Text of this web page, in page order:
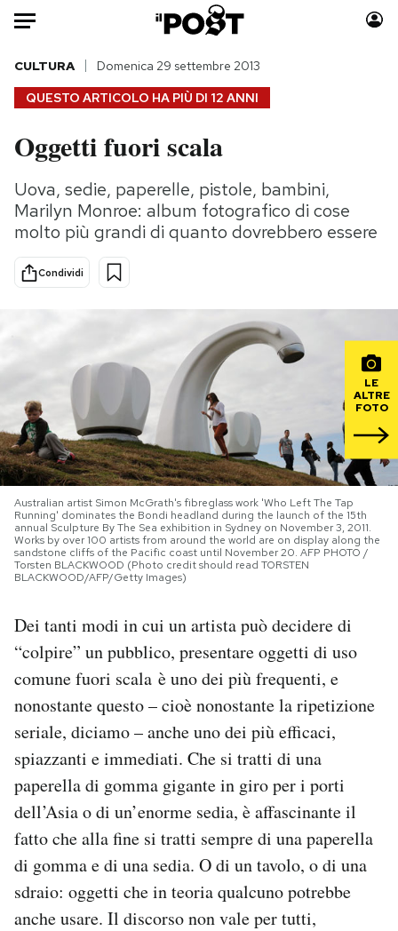
Auto
HOME
Italia
Politica
Tecnologia
Scienza
Consumismi
Storie/Idee
Altrecose
Mondiali calcio 2026
PODCAST
I MIEI PREFERITI
CALENDARIO
AREA PERSONALE
Area Personale
Newsletter
Notifiche mobile
Regala il Post
QUESTO ARTICOLO HA PIÙ DI 12 ANNI
CULTURA Domenica 29 settembre 2013
Oggetti fuori scala
Uova, sedie, paperelle, pistole, bambini,
Marilyn Monroe: album fotografico di cose
molto più grandi di quanto dovrebbero essere
Condividi
LE
ALTRE
FOTO
Australian artist Simon McGrath's fibreglass work 'Who Left The Tap
Running' dominates the Bondi headland during the launch of the 15th
annual Sculpture By The Sea exhibition in Sydney on November 3, 2011.
Works by over 100 artists from around the world are on display along the
sandstone cliffs of the Pacific coast until November 20. AFP PHOTO /
Torsten BLACKWOOD (Photo credit should read TORSTEN
BLACKWOOD/AFP/Getty Images)
Dei tanti modi in cui un artista può decidere di
“colpire” un pubblico, presentare oggetti di uso
comune fuori scala è uno dei più frequenti, e
nonostante questo – cioè nonostante la ripetizione
seriale, diciamo – anche uno dei più efficaci,
spiazzanti e immediati. Che si tratti di una
paperella di gomma gigante in giro per i porti
dell’Asia o di un’enorme sedia, è affascinante il
fatto che alla fine si tratti sempre di una paperella
di gomma e di una sedia. O di un tavolo, o di una
sdraio: oggetti che in teoria qualcuno potrebbe
anche usare. Il discorso non vale per tutti,